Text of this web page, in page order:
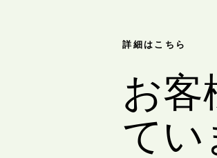
詳細はこちら
お客
てい